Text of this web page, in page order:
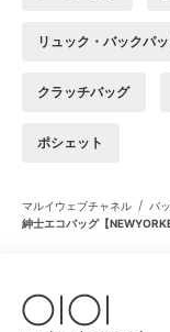
リュック・バックパ
クラッチバッグ
ポシェット
マルイウェブチャネル / バ
紳士エコバッグ【